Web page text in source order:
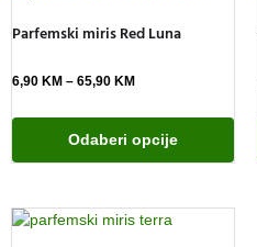
Parfemski miris Red Luna
6,90 KM – 65,90 KM
Odaberi opcije